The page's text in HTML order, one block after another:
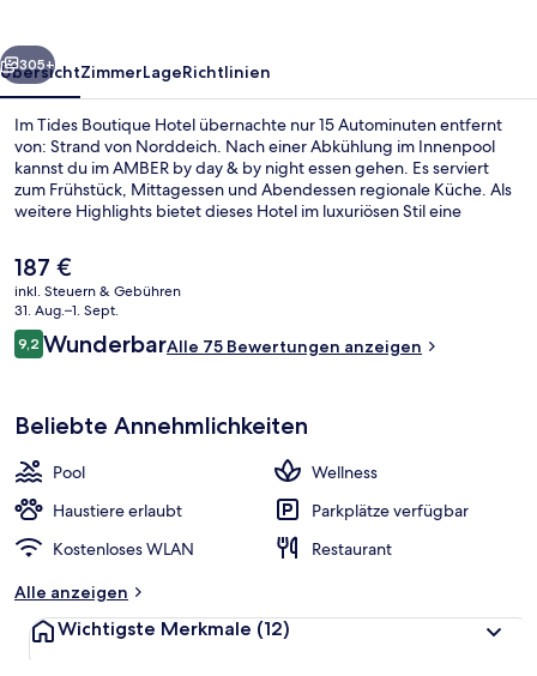
Weiter
305+
ÜbersichtZimmerLageRichtlinien
Im Tides Boutique Hotel übernachte nur 15 Autominuten entfernt
von: Strand von Norddeich. Nach einer Abkühlung im Innenpool
kannst du im AMBER by day & by night essen gehen. Es serviert
zum Frühstück, Mittagessen und Abendessen regionale Küche. Als
weitere Highlights bietet dieses Hotel im luxuriösen Stil eine
Der
aktuelle
Preis
beträgt
187 €.
187 €
inkl. Steuern & Gebühren
31. Aug.–1. Sept.
Bewertungen
9,29,2 von 10.
WunderbarAlle 75 Bewertungen anzeigen
Beliebte Annehmlichkeiten
Pool
Wellness
Haustiere erlaubt
Parkplätze verfügbar
Kostenloses WLAN
Restaurant
Alle anzeigen
Wichtigste Merkmale (12)